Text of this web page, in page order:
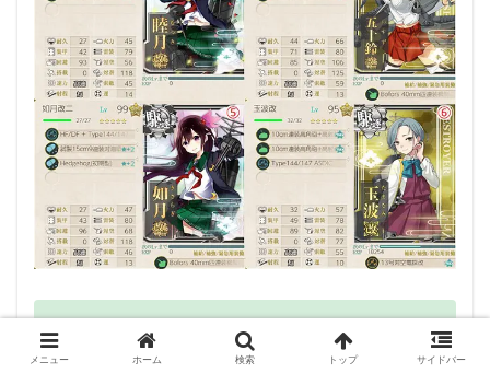
軽空母1・軽巡1・駆逐4
メニュー ホーム 検索 トップ サイドバー